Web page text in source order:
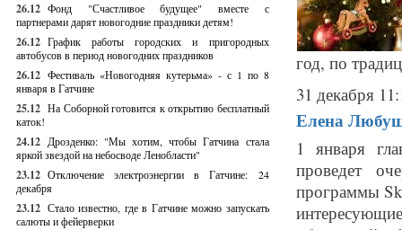
26.12 Фонд "Счастливое будущее" вместе с
партнерами дарят новогодние праздники детям!
26.12 График работы городских и пригородных
автобусов в период новогодних праздников
26.12 Фестиваль «Новогодняя кутерьма» - с 1 по 8
января в Гатчине
25.12 На Соборной готовится к открытию бесплатный
каток!
24.12 Дрозденко: "Мы хотим, чтобы Гатчина стала
яркой звездой на небосводе Ленобласти"
23.12 Отключение электроэнергии в Гатчине: 24
декабря
23.12 Стало известно, где в Гатчине можно запускать
салюты и фейерверки
год, по
31 декабря
Елена
1 января
проведет
программы